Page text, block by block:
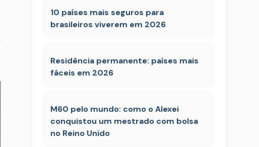
10 países mais seguros para
brasileiros viverem em 2026
Residência permanente: países mais
fáceis em 2026
M60 pelo mundo: como o Alexei
conquistou um mestrado com bolsa
no Reino Unido